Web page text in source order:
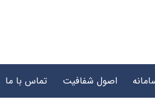
اصول شفافیت تماس با ما